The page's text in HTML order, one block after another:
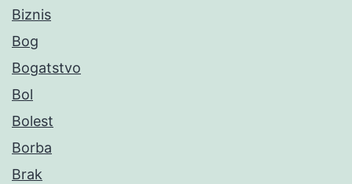
Biznis
Bog
Bogatstvo
Bol
Bolest
Borba
Brak